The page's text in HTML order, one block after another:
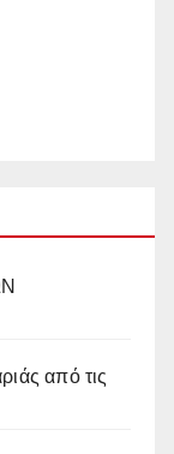
από τις